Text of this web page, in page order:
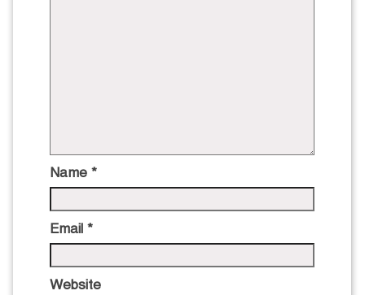
Name *
Email *
Website